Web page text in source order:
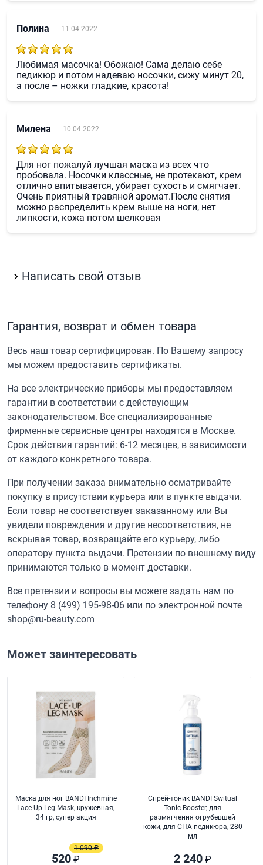
Полина 11.04.2022
Любимая масочка! Обожаю! Сама делаю себе
педикюр и потом надеваю носочки, сижу минут 20,
а после – ножки гладкие, красота!
Милена 10.04.2022
Для ног пожалуй лучшая маска из всех что
пробовала. Носочки классные, не протекают, крем
отлично впитывается, убирает сухость и смягчает.
Очень приятный травяной аромат.После снятия
можно распределить крем выше на ноги, нет
липкости, кожа потом шелковая
Написать свой отзыв
Гарантия, возврат и обмен товара
Весь наш товар сертифицирован. По Вашему запросу
мы можем предоставить сертификаты.
На все электрические приборы мы предоставляем
гарантии в соответствии с действующим
законодательством. Все специализированные
фирменные сервисные центры находятся в Москве.
Срок действия гарантий: 6-12 месяцев, в зависимости
от каждого конкретного товара.
При получении заказа внимательно осматривайте
покупку в присутствии курьера или в пункте выдачи.
Если товар не соответствует заказанному или Вы
увидели повреждения и другие несоответствия, не
вскрывая товар, возвращайте его курьеру, либо
оператору пункта выдачи. Претензии по внешнему виду
принимаются только в момент доставки.
Все претензии и вопросы вы можете задать нам по
телефону 8 (499) 195-98-06 или по электронной почте
shop@ru-beauty.com
Может заинтересовать
Маска для ног BANDI Inchmine
Lace-Up Leg Mask, кружевная,
34 гр, супер акция
520 ₽
1 090 ₽
Спрей-тоник BANDI Switual
Tonic Booster, для
размягчения огрубевшей
кожи, для СПА-педикюра, 280
мл
2 240 ₽